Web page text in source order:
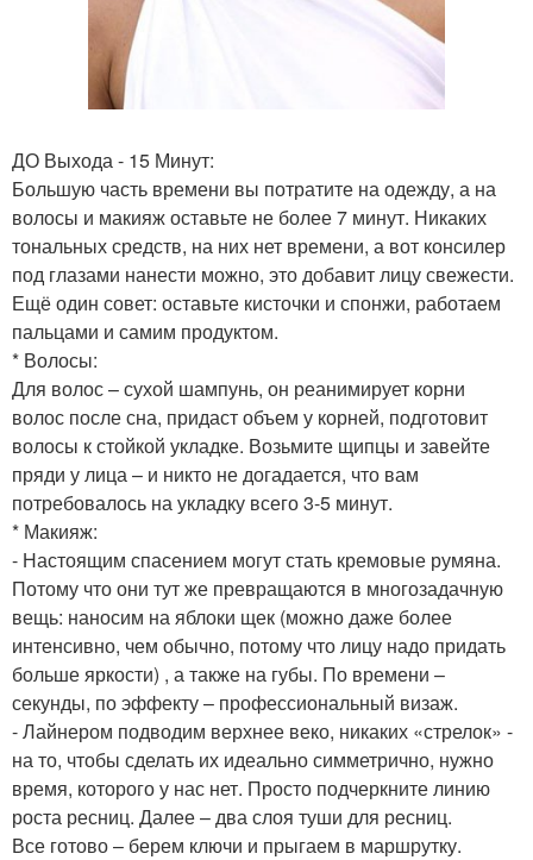
ДО Выхода - 15 Минут:
Большую часть времени вы потратите на одежду, а на
волосы и макияж оставьте не более 7 минут. Никаких
тональных средств, на них нет времени, а вот консилер
под глазами нанести можно, это добавит лицу свежести.
Ещё один совет: оставьте кисточки и спонжи, работаем
пальцами и самим продуктом.
* Волосы:
Для волос – сухой шампунь, он реанимирует корни
волос после сна, придаст объем у корней, подготовит
волосы к стойкой укладке. Возьмите щипцы и завейте
пряди у лица – и никто не догадается, что вам
потребовалось на укладку всего 3-5 минут.
* Макияж:
- Настоящим спасением могут стать кремовые румяна.
Потому что они тут же превращаются в многозадачную
вещь: наносим на яблоки щек (можно даже более
интенсивно, чем обычно, потому что лицу надо придать
больше яркости) , а также на губы. По времени –
секунды, по эффекту – профессиональный визаж.
- Лайнером подводим верхнее веко, никаких «стрелок» -
на то, чтобы сделать их идеально симметрично, нужно
время, которого у нас нет. Просто подчеркните линию
роста ресниц. Далее – два слоя туши для ресниц.
Все готово – берем ключи и прыгаем в маршрутку.